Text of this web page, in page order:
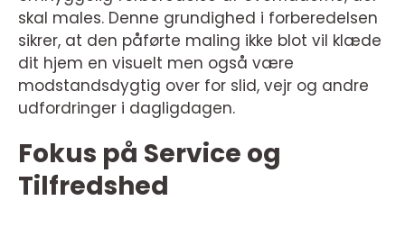
skal males. Denne grundighed i forberedelsen
sikrer, at den påførte maling ikke blot vil klæde
dit hjem en visuelt men også være
modstandsdygtig over for slid, vejr og andre
udfordringer i dagligdagen.
Fokus på Service og
Tilfredshed